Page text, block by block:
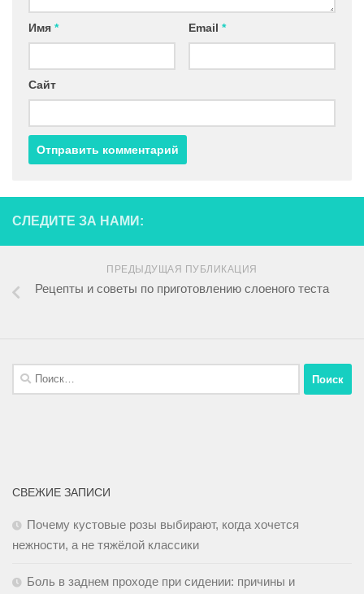
Имя * Email *
Сайт
СЛЕДИТЕ ЗА НАМИ:
ПРЕДЫДУЩАЯ ПУБЛИКАЦИЯ
Рецепты и советы по приготовлению слоеного теста
СВЕЖИЕ ЗАПИСИ
Почему кустовые розы выбирают, когда хочется
нежности, а не тяжёлой классики
Боль в заднем проходе при сидении: причины и